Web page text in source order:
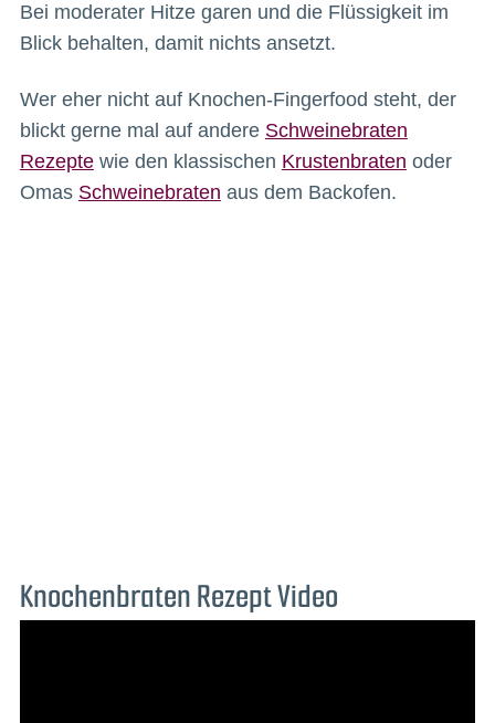
Bei moderater Hitze garen und die Flüssigkeit im
Blick behalten, damit nichts ansetzt.
Wer eher nicht auf Knochen-Fingerfood steht, der
blickt gerne mal auf andere Schweinebraten
Rezeptewie den klassischen Krustenbraten oder
Omas Schweinebraten aus dem Backofen.
Knochenbraten Rezept Video